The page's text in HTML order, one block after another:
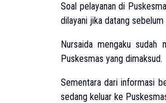
Soal pelayanan di
dilayani jika datang
Nursaida mengaku sudah
Puskesmas yang dimaksud.
Sementara dari informasi
sedang keluar ke